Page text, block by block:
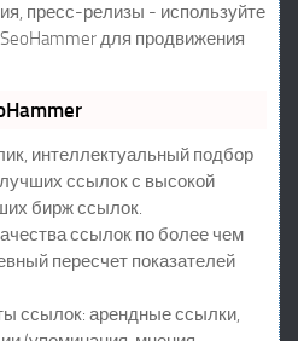
пресс-релизы - используйте
для продвижения
интеллектуальный подбор
ссылок с высокой
бирж ссылок.
ссылок по более чем
пересчет показателей
ссылок: арендные ссылки,